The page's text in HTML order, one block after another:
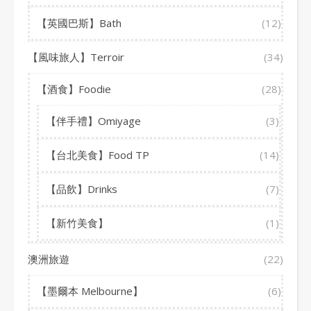
【英國巴斯】Bath (12)
【風味旅人】Terroir (34)
【酒食】Foodie (28)
【伴手禮】Omiyage (3)
【台北美食】Food TP (14)
【品飲】Drinks (7)
【新竹美食】 (1)
澳洲旅遊 (22)
【墨爾本 Melbourne】 (6)